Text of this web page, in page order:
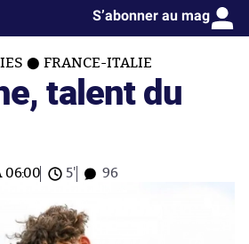
S’abonner au mag
FRANCE-ITALIE
talent du
06:00 5' 96